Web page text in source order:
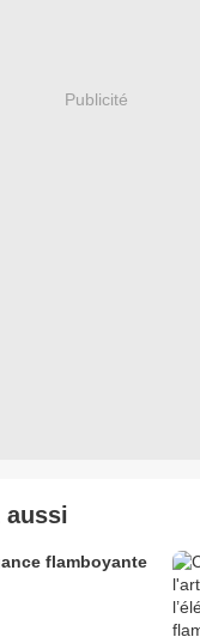
Publicité
aussi
flamboyante